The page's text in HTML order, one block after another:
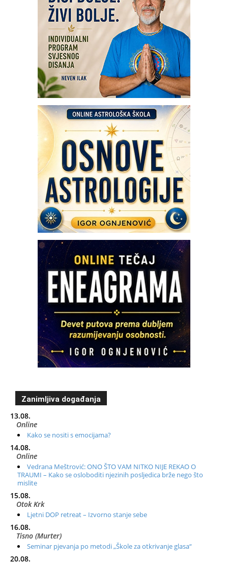
Zanimljiva događanja
13.08.
Online
Kako se nositi s emocijama?
14.08.
Online
Vedrana Meštrović: ONO ŠTO VAM NITKO NIJE REKAO O
TRAUMI – Kako se osloboditi njezinih posljedica brže nego što
mislite
15.08.
Otok Krk
Ljetni DOP retreat – Izvorno stanje sebe
16.08.
Tisno (Murter)
Seminar pjevanja po metodi „Škole za otkrivanje glasa“
20.08.